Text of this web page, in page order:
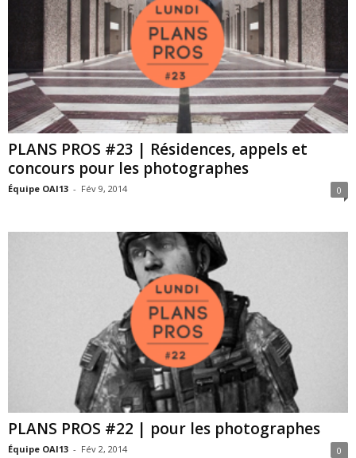
PLANS PROS #23 | Résidences, appels et
concours pour les photographes
Équipe OAI13 - Fév 9, 2014 0
PLANS PROS #22 | pour les photographes
Équipe OAI13 - Fév 2, 2014 0